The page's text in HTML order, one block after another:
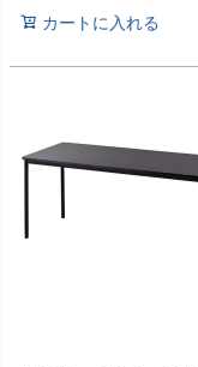
カートに入れる